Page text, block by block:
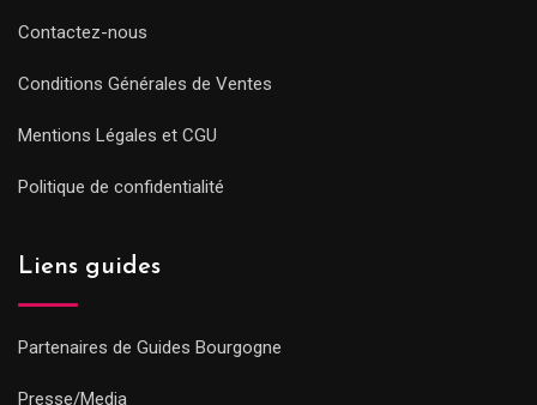
Contactez-nous
Conditions Générales de Ventes
Mentions Légales et CGU
Politique de confidentialité
Liens guides
Partenaires de Guides Bourgogne
Presse/Media